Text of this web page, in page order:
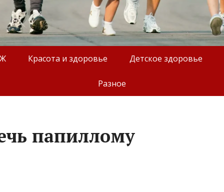
Красота и здоровье Детское здоровье
Разное
папиллому